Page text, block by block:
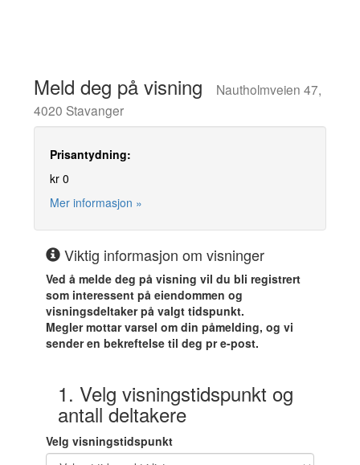
Meld deg på visning
Nautholmveien 47,
4020 Stavanger
Prisantydning:
kr 0
Mer informasjon »
Viktig informasjon om visninger
Ved å melde deg på visning vil du bli registrert
som interessent på eiendommen og
visningsdeltaker på valgt tidspunkt.
Megler mottar varsel om din påmelding, og vi
sender en bekreftelse til deg pr e-post.
1. Velg visningstidspunkt og
antall deltakere
Velg visningstidspunkt